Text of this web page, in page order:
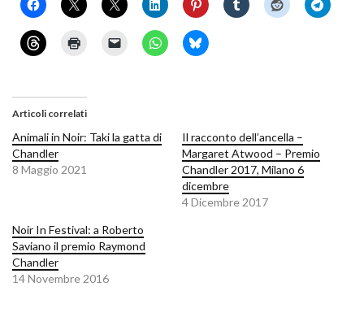
Articoli correlati
Animali in Noir: Taki la gatta di
Chandler
8 Maggio 2021
Il racconto dell’ancella –
Margaret Atwood – Premio
Chandler 2017, Milano 6
dicembre
4 Dicembre 2017
Noir In Festival: a Roberto
Saviano il premio Raymond
Chandler
14 Novembre 2016